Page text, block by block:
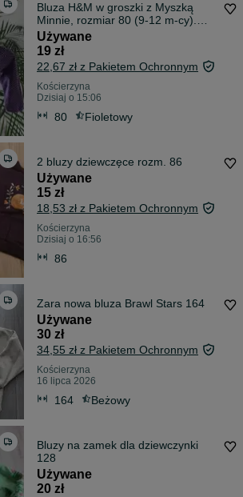
Bluza H&M w groszki z Myszką
Minnie, rozmiar 80 (9-12 m-cy).
Uszka.
Używane
19 zł
22,67 zł z Pakietem Ochronnym
Kościerzyna
Dzisiaj o 15:06
80 Fioletowy
2 bluzy dziewczęce rozm. 86
Używane
15 zł
18,53 zł z Pakietem Ochronnym
Kościerzyna
Dzisiaj o 16:56
86
Zara nowa bluza Brawl Stars 164
Używane
30 zł
34,55 zł z Pakietem Ochronnym
Kościerzyna
16 lipca 2026
164 Beżowy
Bluzy na zamek dla dziewczynki
128
Używane
20 zł